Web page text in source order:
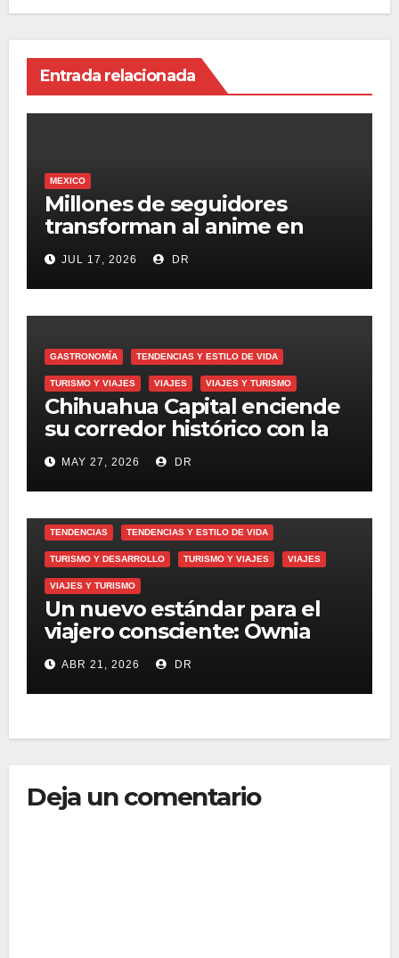
Entrada relacionada
MEXICO
Millones de seguidores
transforman al anime en
fenómeno para nuevos
modelos de negocio
digitales: US Media
JUL 17, 2026 DR
GASTRONOMÍA TENDENCIAS Y ESTILO DE VIDA
TURISMO Y VIAJES VIAJES VIAJES Y TURISMO
Chihuahua Capital enciende
su corredor histórico con la
cuarta edición del Festival
Antojos
MAY 27, 2026 DR
TENDENCIAS TENDENCIAS Y ESTILO DE VIDA
TURISMO Y DESARROLLO TURISMO Y VIAJES VIAJES
VIAJES Y TURISMO
Un nuevo estándar para el
viajero consciente: Ownia
Collection se alía con
Regenera Luxury
ABR 21, 2026 DR
Deja un comentario